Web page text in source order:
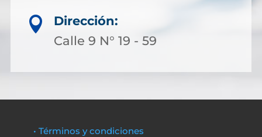

Dirección:
Calle 9 N° 19 - 59
• Términos y condiciones